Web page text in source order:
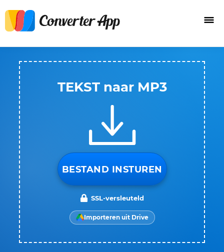
TEKST naar MP3
BESTAND INSTUREN
SSL-versleuteld
Importeren uit Drive